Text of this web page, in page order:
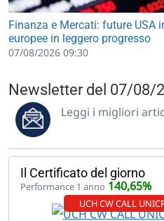
Finanza e Mercati: future USA
europee in leggero progresso
07/08/2026 09:30
Newsletter del 07/08/
Leggi i migliori
Il Certificato del giorno
Performance 1 anno 140,65%
UCH CW CALL